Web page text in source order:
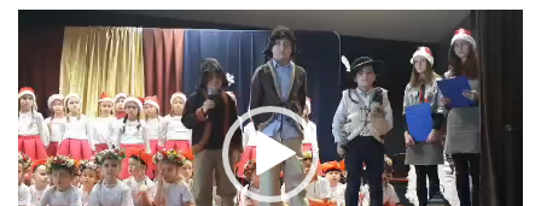
Odtwarzacz